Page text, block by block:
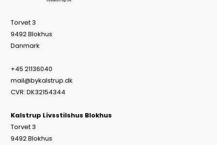
Torvet 3
9492 Blokhus
Danmark
+45 21136040
mail@bykalstrup.dk
CVR: DK32154344
Kalstrup Livsstilshus Blokhus
Torvet 3
9492 Blokhus